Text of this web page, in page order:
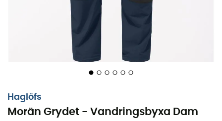
Haglöfs
Morän Grydet - Vandringsbyxa Dam